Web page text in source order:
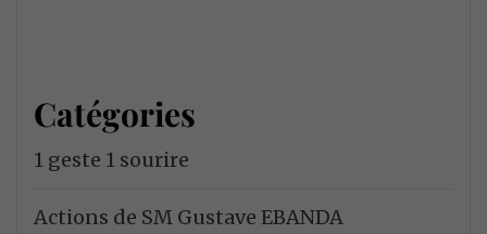
Catégories
1 geste 1 sourire
Actions de SM Gustave EBANDA